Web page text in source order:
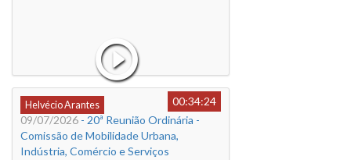
Helvécio Arantes
00:34:24
09/07/2026 - 20ª Reunião Ordinária -
Comissão de Mobilidade Urbana,
Indústria, Comércio e Serviços